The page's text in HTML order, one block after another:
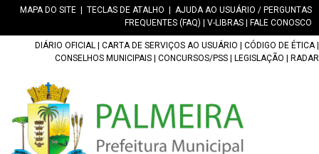
MAPA DO SITE TECLAS DE ATALHO
AJUDA AO USUÁRIO / PERGUNTAS
FREQUENTES (FAQ)
V-LIBRAS FALE CONOSCO
DIÁRIO OFICIAL CARTA DE SERVIÇOS AO USUÁRIO CÓDIGO DE ÉTICA|
CONSELHOS MUNICIPAIS
CONCURSOS/PSS LEGISLAÇÃO RADAR